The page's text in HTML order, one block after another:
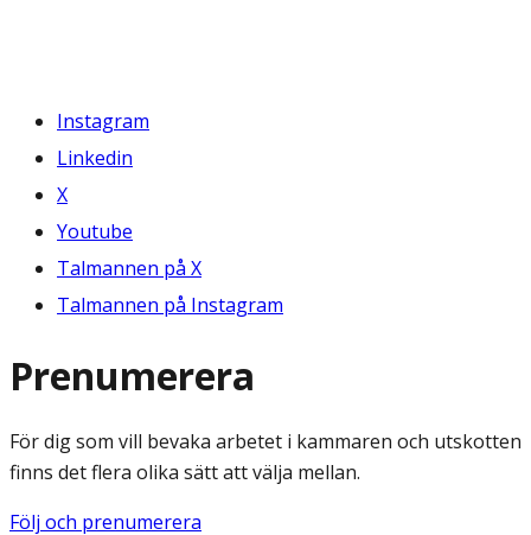
Instagram
Linkedin
X
Youtube
Talmannen på X
Talmannen på Instagram
Prenumerera
För dig som vill bevaka arbetet i kammaren och utskotten
finns det flera olika sätt att välja mellan.
Följ och prenumerera